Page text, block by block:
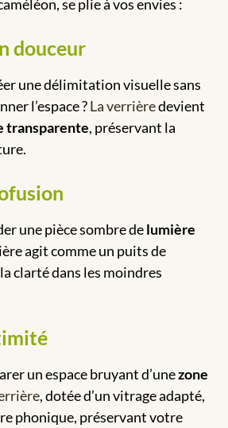
se plie à vos envies :
douceur
une délimitation visuelle sans
l’espace ?La verrièredevient
transparente, préservant la
une pièce sombre delumière
agit comme un puits de
clarté dans les moindres
un espace bruyant d’unezone
, dotée d’un vitrage adapté,
phonique, préservant votre